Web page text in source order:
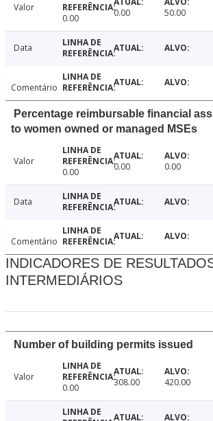
Valor
0.00
0.00 50.00
Data
Comentário
Percentage reimbursable financial
to women owned or managed MSEs
Valor
0.00
0.00 0.00
Data
Comentário
INDICADORES DE
INTERMEDIÁRIOS
Number of building permits issued
Valor
0.00
308.00 420.00